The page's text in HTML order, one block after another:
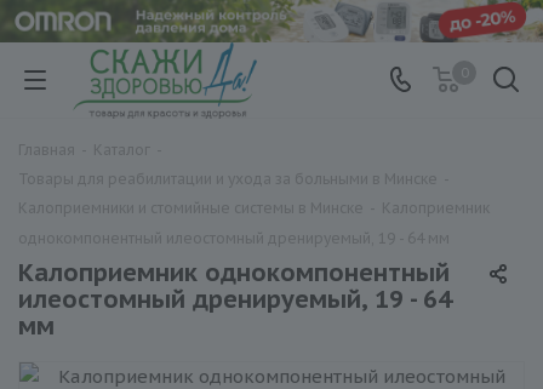
Калоприемник однокомпонентный
илеостомный дренируемый, 19 - 64
мм